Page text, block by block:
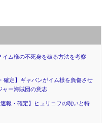
ム様の不死身を破る方法を考察
確定】ギャバンがイム様を負傷させ
ャー海賊団の意志
報・確定】ヒュリコフの呪いと特